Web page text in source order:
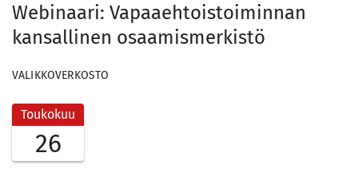
Webinaari: Vapaaehtoistoiminnan
kansallinen osaamismerkistö
VALIKKOVERKOSTO
Toukokuu
26